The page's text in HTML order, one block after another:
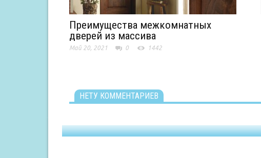
Преимущества межкомнатных
дверей из массива
Май 20, 2021 0 1442
НЕТУ КОММЕНТАРИЕВ